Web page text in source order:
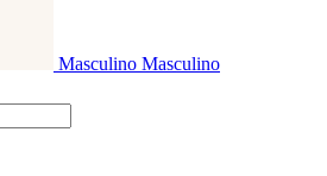
Masculino Masculino